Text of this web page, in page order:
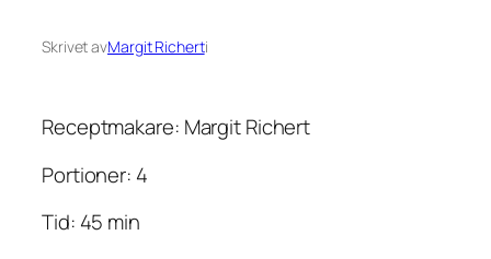
Skrivet avMargit Richerti
Receptmakare: Margit Richert
Portioner: 4
Tid: 45 min